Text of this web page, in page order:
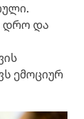
დრო და
ემოციურ